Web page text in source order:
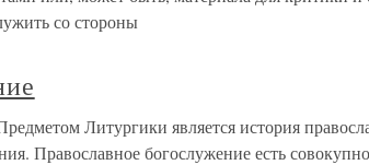
со стороны
Литургики является история
Православное богослужение есть